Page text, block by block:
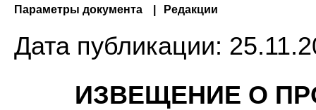
Параметры документа Редакции
Дата публикации:
ИЗВЕЩЕНИЕ О